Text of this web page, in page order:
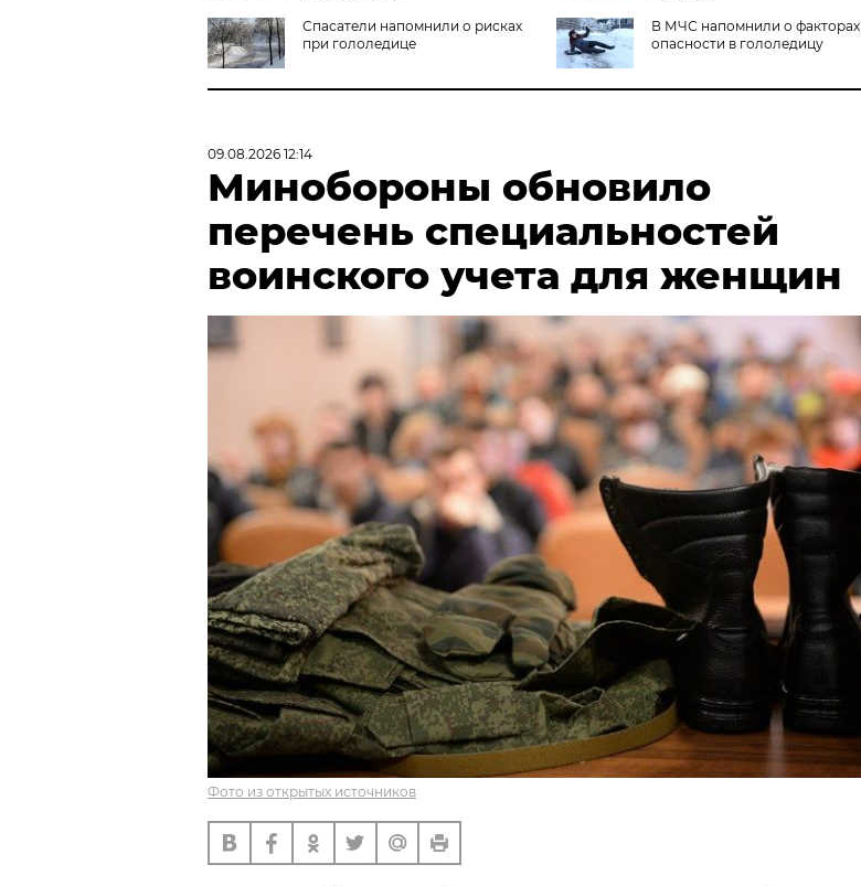
Спасатели напомнили о рисках
при гололедице
В МЧС напомнили о факторах
опасности в гололедицу
09.08.2026 12:14
Минобороны обновило
перечень специальностей
воинского учета для женщин
Фото из открытых источников